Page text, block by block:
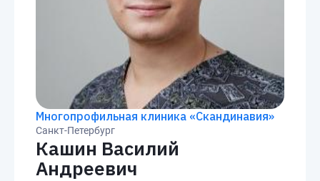
Многопрофильная клиника «Скандинавия»
Санкт-Петербург
Кашин Василий
Андреевич